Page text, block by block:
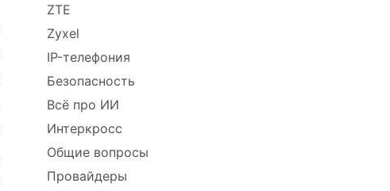
ZTE
Zyxel
IP-телефония
Безопасность
Всё про ИИ
Интеркросс
Общие вопросы
Провайдеры